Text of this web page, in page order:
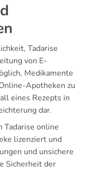
Tadarise
von E-
Medikamente
Apotheken zu
eines Rezepts in
dar.
Tadarise online
lizenziert und
und unsichere
Sicherheit der